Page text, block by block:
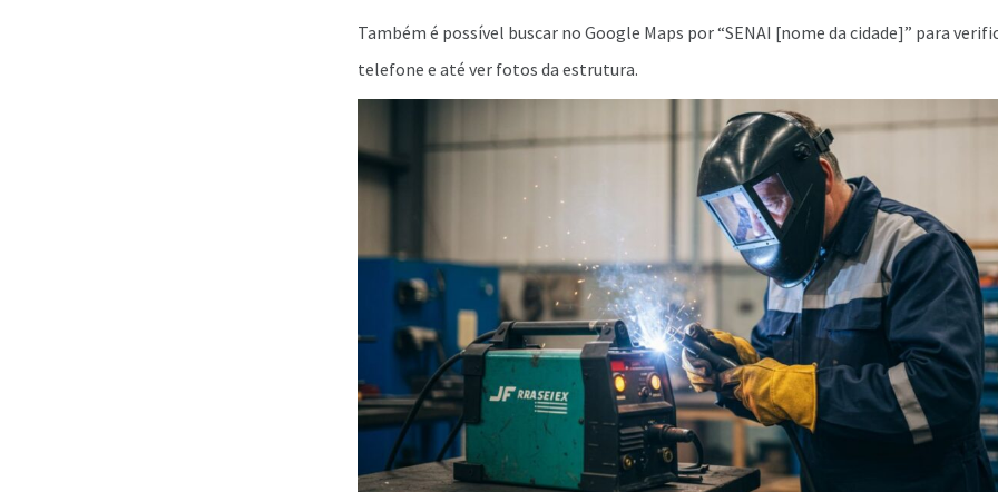
Também é possível buscar no Google Maps por “SENAI [nome da cidade]” para
telefone e até ver fotos da estrutura.